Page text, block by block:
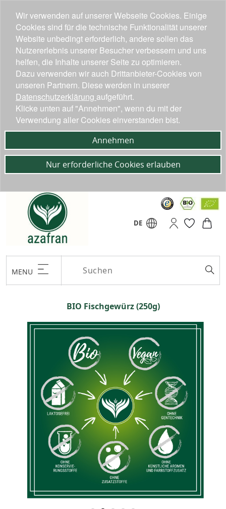
DE
MENU
BIO Fischgewürz (250g)
Wir verwenden auf unserer Webseite Cookies. Einige
Cookies sind für die technische Funktionalität unserer
Website unbedingt erforderlich, andere sollen das
Nutzererlebnis unserer Besucher verbessern und uns
helfen, die Inhalte unserer Seite zu optimieren.
Dazu verwenden wir auch Drittanbieter-Cookies von
unseren Partnern. Diese werden in unserer
Datenschutzerklärung aufgeführt.
Klicke unten auf "Annehmen", wenn du mit der
Verwendung aller Cookies einverstanden bist.
Annehmen
Nur erforderliche Cookies erlauben